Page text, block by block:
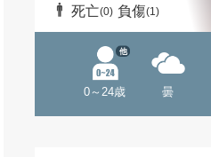
死亡(0) 負傷(1)
0～24歳
他
曇